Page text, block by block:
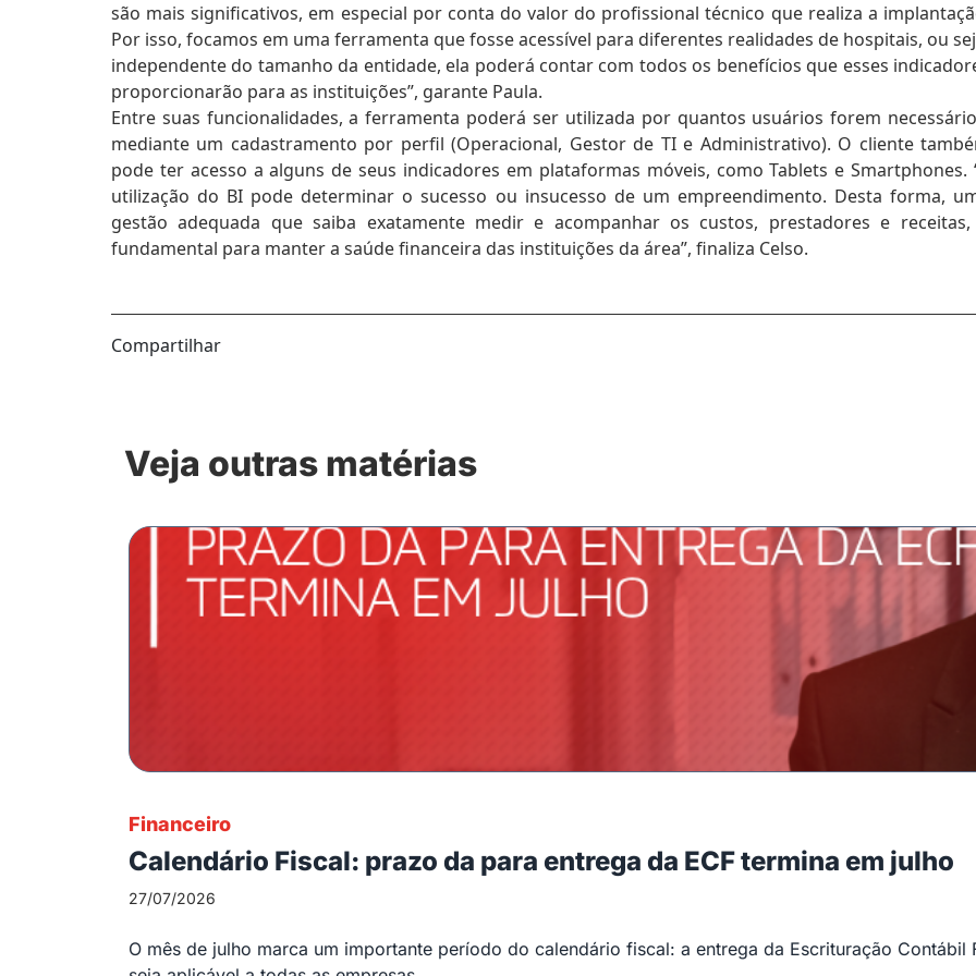
são mais significativos, em especial por conta do valor do profissional técnico que realiza a
Por isso, focamos em uma ferramenta que fosse acessível para diferentes realidades de hospitais, ou
independente do tamanho da entidade, ela poderá contar com todos os benefícios que esses
proporcionarão para as instituições”, garante Paula.
Entre suas funcionalidades, a ferramenta poderá ser utilizada por quantos usuários forem
mediante um cadastramento por perfil (Operacional, Gestor de TI e Administrativo). O cliente
pode ter acesso a alguns de seus indicadores em plataformas móveis, como Tablets e Smartphones.
utilização do BI pode determinar o sucesso ou insucesso de um empreendimento. Desta forma,
gestão adequada que saiba exatamente medir e acompanhar os custos, prestadores e
fundamental para manter a saúde financeira das instituições da área”, finaliza Celso.
Compartilhar
Veja outras matérias
Financeiro
Calendário Fiscal: prazo da para entrega da ECF termina em julho
27/07/2026
O mês de julho marca um importante período do calendário fiscal: a entrega da Escrituração Contábil